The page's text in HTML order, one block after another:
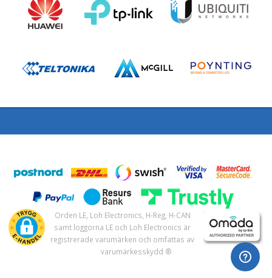
Orden LE, Loh Electronics, H-Reg, H-CAN
samt loggorna LE och Loh Electronics är
registrerade varumärken och omfattas av
varumärkesskydd ®